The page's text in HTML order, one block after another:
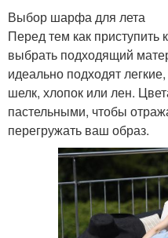
Выбор шарфа для лета
Перед тем как
выбрать подходящий
идеально подходят
шелк, хлопок или лен.
пастельными, чтобы
перегружать ваш образ.